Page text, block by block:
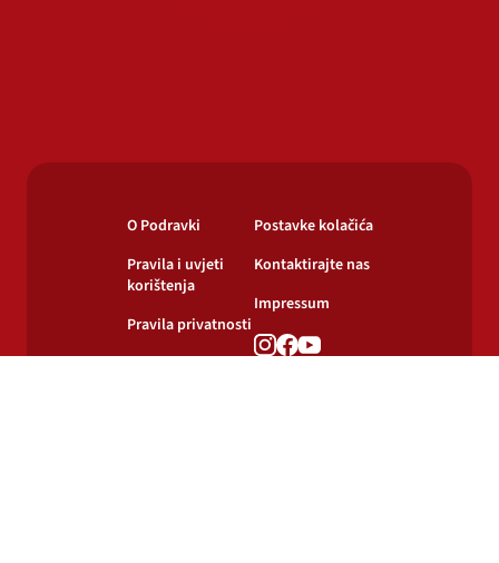
O Podravki
Pravila i uvjeti
korištenja
Pravila privatnosti
Postavke kolačića
Kontaktirajte nas
Impressum